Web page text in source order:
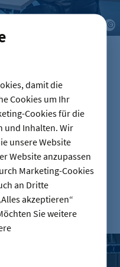
damit die
Cookies um Ihr
Cookies für die
und Inhalten. Wir
unsere Website
Website anzupassen
Marketing-Cookies
an Dritte
akzeptieren“
Sie weitere
Bürokratie
in
Dies zeigt der
Viele Menschen
Unsicherheit.
bei Azubis – doch